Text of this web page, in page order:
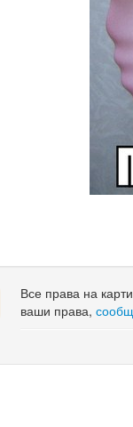
Все права на
ваши права,